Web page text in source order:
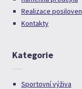
Realizace posiloven
Kontakty
Kategorie
Sportovní výživa